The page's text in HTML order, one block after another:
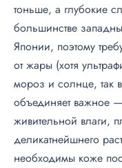
тоньше, а глубокие
большинстве
Японии, поэтому
от жары (хотя
мороз и солнце, так
объединяет важное
живительной влаги,
деликатнейшнего
необходимы коже